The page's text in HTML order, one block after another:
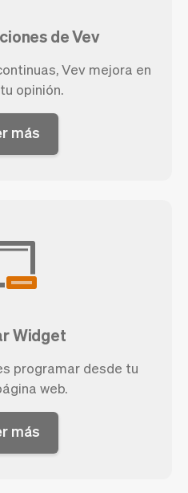
de Vev
Vev mejora en
opinión.
más
Widget
programar desde tu
web.
más